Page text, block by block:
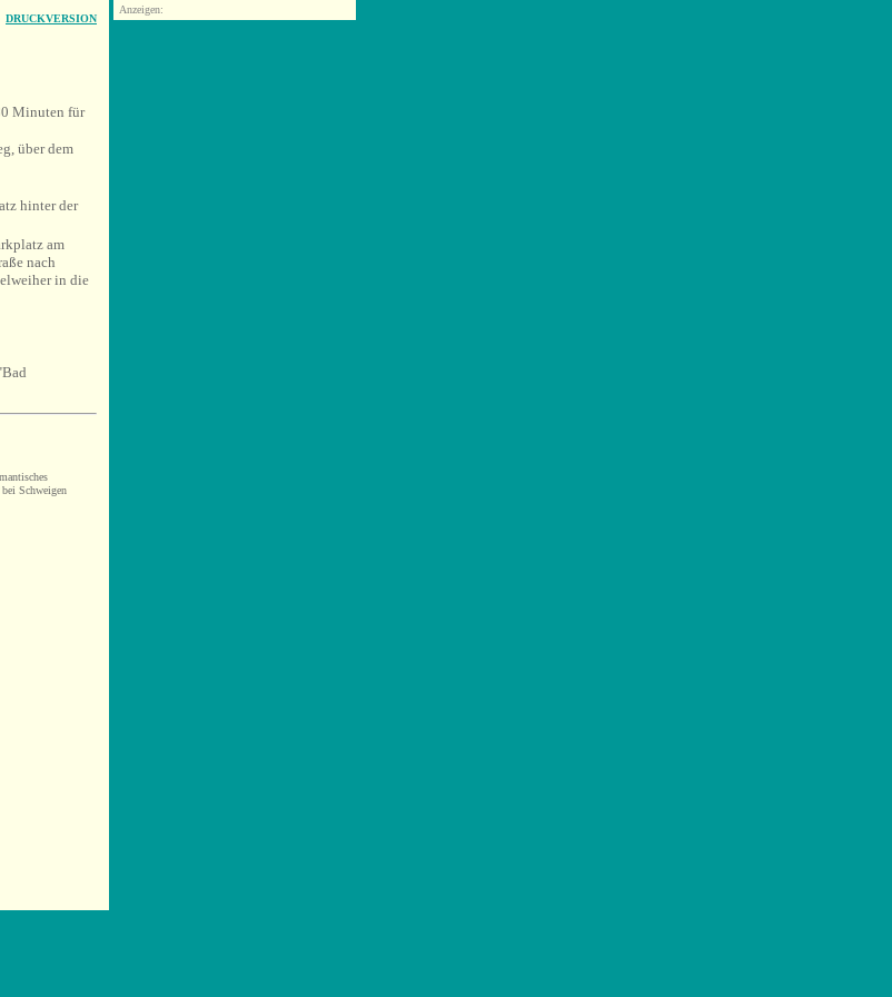
DRUCKVERSION
Minuten für
über dem
hinter der
am
nach
in die
bei Schweigen
Anzeigen: